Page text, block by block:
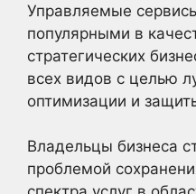
Управляемые
популярными в
стратегических
всех видов с целью
оптимизации и
Владельцы бизнеса
проблемой